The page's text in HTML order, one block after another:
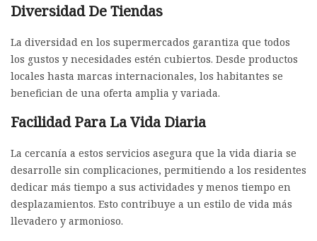
Diversidad De Tiendas
La diversidad en los supermercados garantiza que todos
los gustos y necesidades estén cubiertos. Desde productos
locales hasta marcas internacionales, los habitantes se
benefician de una oferta amplia y variada.
Facilidad Para La Vida Diaria
La cercanía a estos servicios asegura que la vida diaria se
desarrolle sin complicaciones, permitiendo a los residentes
dedicar más tiempo a sus actividades y menos tiempo en
desplazamientos. Esto contribuye a un estilo de vida más
llevadero y armonioso.